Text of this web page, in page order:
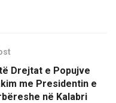
Drejtat e Popujve
me Presidentin e
në Kalabri